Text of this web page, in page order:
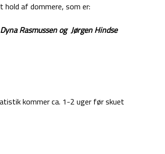
af dommere, som er:
Rasmussen og Jørgen Hindse
kommer ca. 1-2 uger før skuet